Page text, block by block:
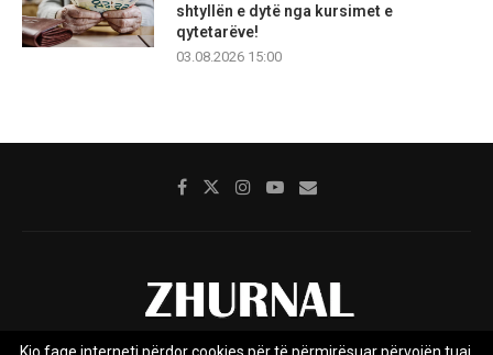
shtyllën e dytë nga kursimet e
qytetarëve!
03.08.2026 15:00